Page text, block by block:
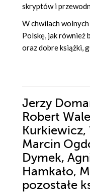
skryptów i
W chwilach
Polskę, jak również
oraz dobre książki,
Jerzy
Robert
Marcin
Dymek,
Hamkało,
pozostałe